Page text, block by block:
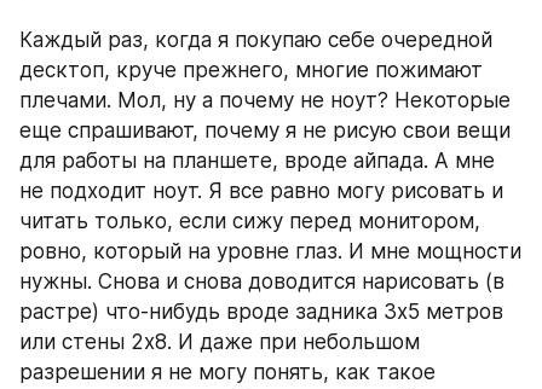
Каждый раз, когда я покупаю себе очередной
десктоп, круче прежнего, многие пожимают
плечами. Мол, ну а почему не ноут? Некоторые
еще спрашивают, почему я не рисую свои вещи
для работы на планшете, вроде айпада. А мне
не подходит ноут. Я все равно могу рисовать и
читать только, если сижу перед монитором,
ровно, который на уровне глаз. И мне мощности
нужны. Снова и снова доводится нарисовать (в
растре) что-нибудь вроде задника 3х5 метров
или стены 2х8. И даже при небольшом
разрешении я не могу понять, как такое